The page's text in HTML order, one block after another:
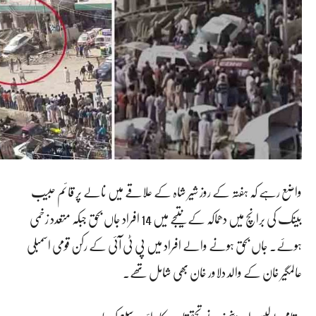
واضع رہے کہ ہفتہ کے روز شیر شاہ کے علاقے میں نالے پر قائم حبیب
بینک کی برانچ میں دھماکہ کے نتیجے میں 14 افراد جاں بحق جبکہ متعدد زخمی
ہوئے۔ جاں بحق ہونے والے افراد میں پی ٹی آئی کے رکن قومی اسمبلی
عالمگیر خان کے والد دلاور خان بھی شامل تھے۔